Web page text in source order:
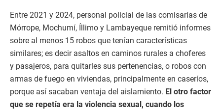
Entre 2021 y 2024, personal policial de las comisarías de
Mórrope, Mochumí, Íllimo y Lambayeque remitió informes
sobre al menos 15 robos que tenían características
similares; es decir asaltos en caminos rurales a choferes
y pasajeros, para quitarles sus pertenencias, o robos con
armas de fuego en viviendas, principalmente en caseríos,
porque así sacaban ventaja del aislamiento. El otro factor
que se repetía era la violencia sexual, cuando los